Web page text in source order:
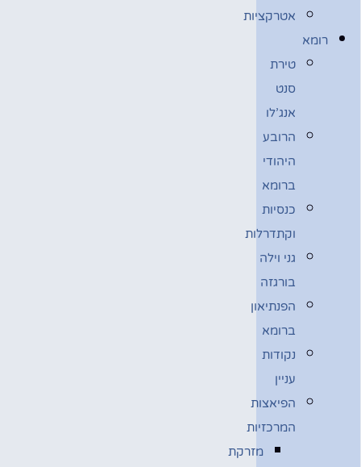
אטרקציות
רומא
טירת
סנט
אנג’לו
הרובע
היהודי
ברומא
כנסיות
וקתדרלות
גני וילה
בורגזה
הפנתיאון
ברומא
נקודות
עניין
הפיאצות
המרכזיות
מזרקת